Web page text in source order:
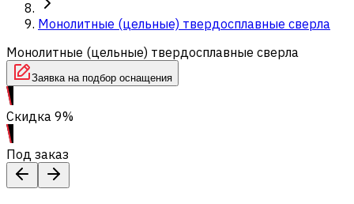
Монолитные (цельные) твердосплавные сверла
Монолитные (цельные) твердосплавные сверла
Заявка на подбор оснащения
Скидка 9%
Под заказ